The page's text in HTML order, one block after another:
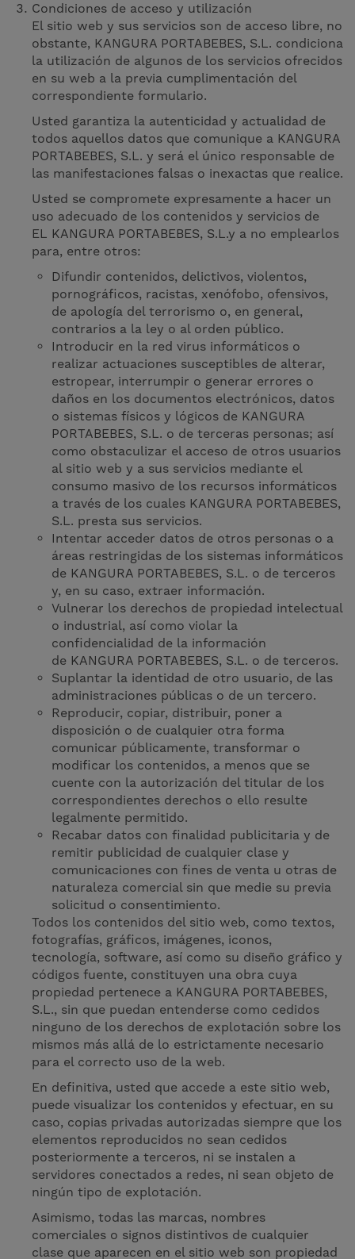
Condiciones de acceso y utilización
El sitio web y sus servicios son de acceso libre, no
obstante, KANGURA PORTABEBES, S.L. condiciona
la utilización de algunos de los servicios ofrecidos
en su web a la previa cumplimentación del
correspondiente formulario.
Usted garantiza la autenticidad y actualidad de
todos aquellos datos que comunique a KANGURA
PORTABEBES, S.L. y será el único responsable de
las manifestaciones falsas o inexactas que realice.
Usted se compromete expresamente a hacer un
uso adecuado de los contenidos y servicios de
EL KANGURA PORTABEBES, S.L.y a no emplearlos
para, entre otros:
Difundir contenidos, delictivos, violentos,
pornográficos, racistas, xenófobo, ofensivos,
de apología del terrorismo o, en general,
contrarios a la ley o al orden público.
Introducir en la red virus informáticos o
realizar actuaciones susceptibles de alterar,
estropear, interrumpir o generar errores o
daños en los documentos electrónicos, datos
o sistemas físicos y lógicos de KANGURA
PORTABEBES, S.L. o de terceras personas; así
como obstaculizar el acceso de otros usuarios
al sitio web y a sus servicios mediante el
consumo masivo de los recursos informáticos
a través de los cuales KANGURA PORTABEBES,
S.L. presta sus servicios.
Intentar acceder datos de otros personas o a
áreas restringidas de los sistemas informáticos
de KANGURA PORTABEBES, S.L. o de terceros
y, en su caso, extraer información.
Vulnerar los derechos de propiedad intelectual
o industrial, así como violar la
confidencialidad de la información
de KANGURA PORTABEBES, S.L. o de terceros.
Suplantar la identidad de otro usuario, de las
administraciones públicas o de un tercero.
Reproducir, copiar, distribuir, poner a
disposición o de cualquier otra forma
comunicar públicamente, transformar o
modificar los contenidos, a menos que se
cuente con la autorización del titular de los
correspondientes derechos o ello resulte
legalmente permitido.
Recabar datos con finalidad publicitaria y de
remitir publicidad de cualquier clase y
comunicaciones con fines de venta u otras de
naturaleza comercial sin que medie su previa
solicitud o consentimiento.
Todos los contenidos del sitio web, como textos,
fotografías, gráficos, imágenes, iconos,
tecnología, software, así como su diseño gráfico y
códigos fuente, constituyen una obra cuya
propiedad pertenece a KANGURA PORTABEBES,
S.L., sin que puedan entenderse como cedidos
ninguno de los derechos de explotación sobre los
mismos más allá de lo estrictamente necesario
para el correcto uso de la web.
En definitiva, usted que accede a este sitio web,
puede visualizar los contenidos y efectuar, en su
caso, copias privadas autorizadas siempre que los
elementos reproducidos no sean cedidos
posteriormente a terceros, ni se instalen a
servidores conectados a redes, ni sean objeto de
ningún tipo de explotación.
Asimismo, todas las marcas, nombres
comerciales o signos distintivos de cualquier
clase que aparecen en el sitio web son propiedad